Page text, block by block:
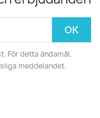
För detta ändamål,
meddelandet.